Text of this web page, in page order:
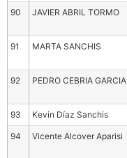
90 JAVIER ABRIL TORMO
91 MARTA SANCHIS
92 PEDRO CEBRIA GARCIA
93 Kevin Díaz Sanchis
94 Vicente Alcover Aparisi